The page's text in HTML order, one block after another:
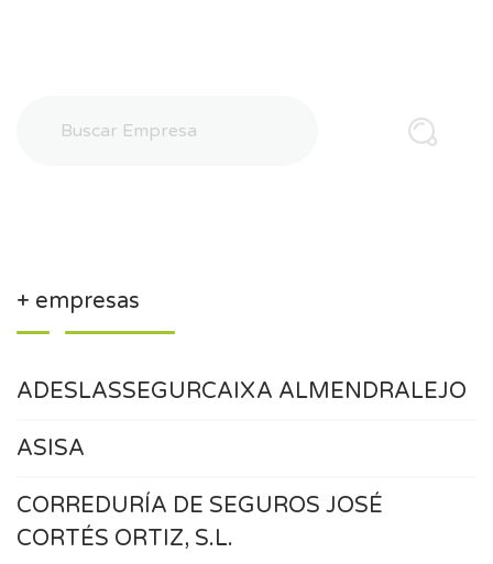
+ empresas
ADESLASSEGURCAIXA ALMENDRALEJO
ASISA
CORREDURÍA DE SEGUROS JOSÉ
CORTÉS ORTIZ, S.L.